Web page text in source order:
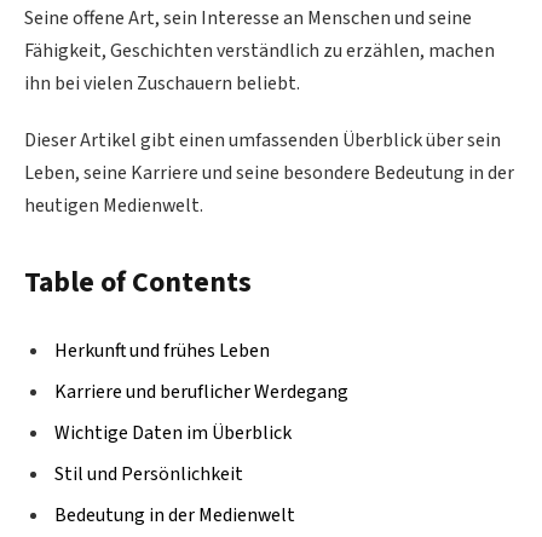
Seine offene Art, sein Interesse an Menschen und seine
Fähigkeit, Geschichten verständlich zu erzählen, machen
ihn bei vielen Zuschauern beliebt.
Dieser Artikel gibt einen umfassenden Überblick über sein
Leben, seine Karriere und seine besondere Bedeutung in der
heutigen Medienwelt.
Table of Contents
Herkunft und frühes Leben
Karriere und beruflicher Werdegang
Wichtige Daten im Überblick
Stil und Persönlichkeit
Bedeutung in der Medienwelt